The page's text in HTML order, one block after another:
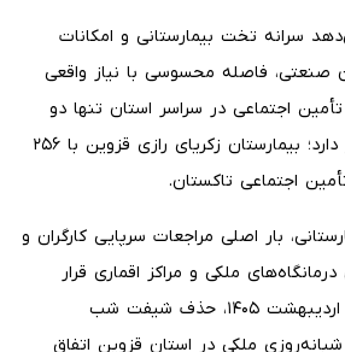
سرانه تخت بیمارستانی و امکانات
صنعتی، فاصله محسوسی با نیاز واقعی
اجتماعی در سراسر استان تنها دو
بیمارستان ملکی در اختیار دارد؛ بیمارستان زکریای رازی قزوین با ۲۵۶
اجتماعی تاکستان.
بار اصلی مراجعات سرپایی کارگران و
ملکی و مراکز اقماری قرار
داشت. با این حال، از اول اردیبهشت ۱۴۰۵، حذف شیفت شب
ملکی در استان قزوین اتفاق